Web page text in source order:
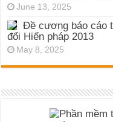
June 13, 2025
Đề cương báo cáo
đổi Hiến pháp 2013
May 8, 2025